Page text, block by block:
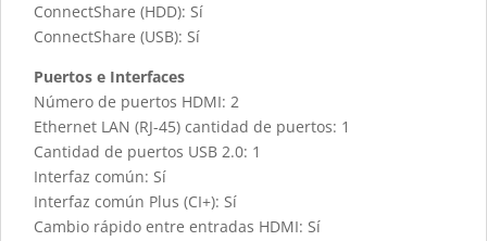
ConnectShare (HDD): Sí
ConnectShare (USB): Sí
Puertos e Interfaces
Número de puertos HDMI: 2
Ethernet LAN (RJ-45) cantidad de puertos: 1
Cantidad de puertos USB 2.0: 1
Interfaz común: Sí
Interfaz común Plus (CI+): Sí
Cambio rápido entre entradas HDMI: Sí